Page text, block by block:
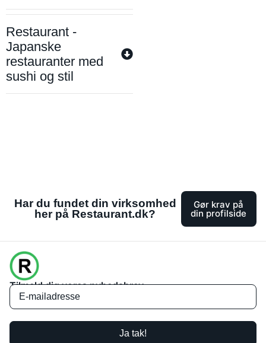
Restaurant -
Japanske
restauranter med
sushi og stil
Har du fundet din virksomhed
her på Restaurant.dk?
Gør krav på
din profilside
Tilmeld dig vores nyhedsbrev
Ja tak!